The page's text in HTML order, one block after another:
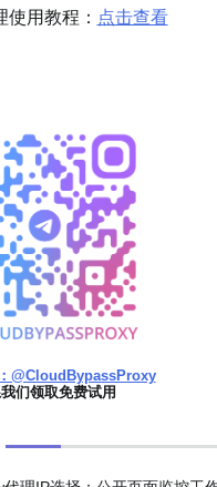
使用教程： 点击查看
@CloudBypassProxy
们领取免费试用